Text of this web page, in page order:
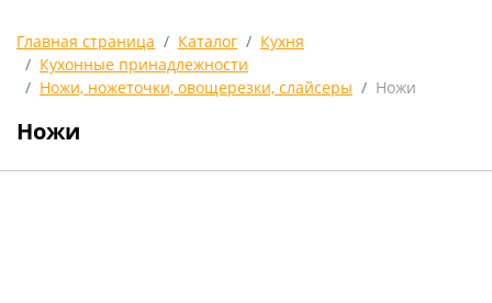
Главная страница Каталог
Кухня
Кухонные принадлежности
Ножи, ножеточки, овощерезки, слайсеры
Ножи
Ножи